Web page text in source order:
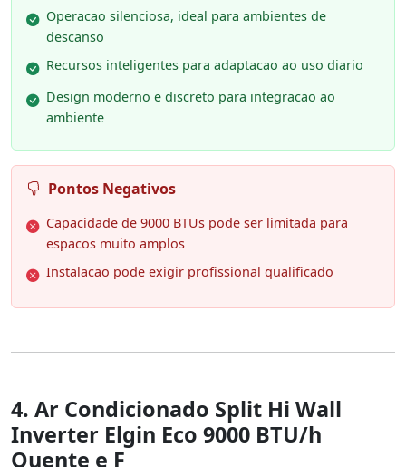
Operacao silenciosa, ideal para ambientes de
descanso
Recursos inteligentes para adaptacao ao uso diario
Design moderno e discreto para integracao ao
ambiente
Pontos Negativos
Capacidade de 9000 BTUs pode ser limitada para
espacos muito amplos
Instalacao pode exigir profissional qualificado
4. Ar Condicionado Split Hi Wall
Inverter Elgin Eco 9000 BTU/h
Quente e F